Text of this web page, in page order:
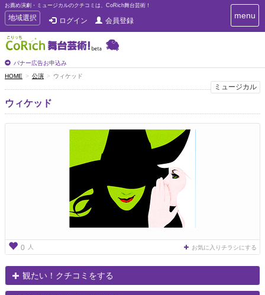
お薦め演劇・ミュージカルのクチコミは、CoRich舞台芸術！
T
o
g
g
e
n
a
v
i
地域選択 ログイン 会員登録
バナー広告お申込み
T
o
n
i
menu
HOME 公演 ウィケッド
ミュージカル
ウィケッド
0 人 お気に入りチラシにする
観たい！クチコミをする